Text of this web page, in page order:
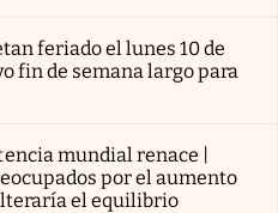
feriado el lunes 10 de
fin de semana largo para
mundial renace |
por el aumento
el equilibrio